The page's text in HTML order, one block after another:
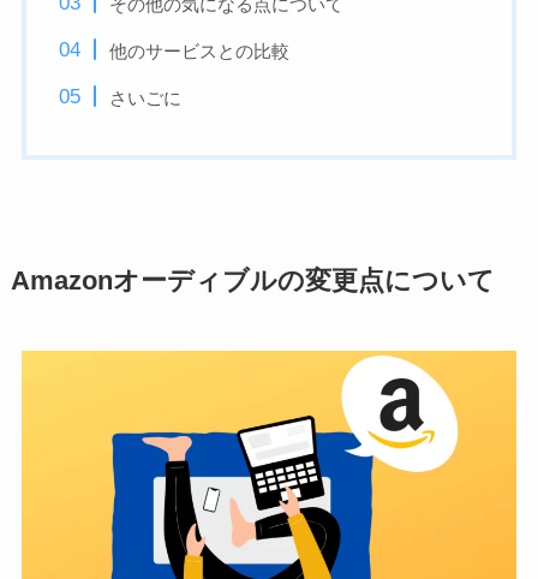
その他の気になる点について
他のサービスとの比較
さいごに
Amazonオーディブルの変更点について